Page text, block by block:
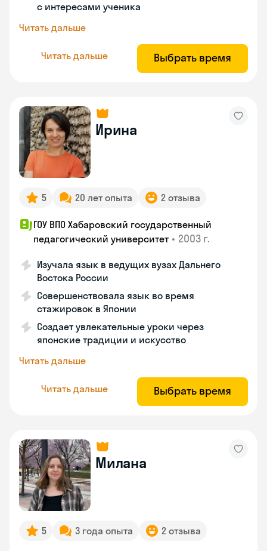
с интересами ученика
Читать дальше
Читать дальше Выбрать время
Ирина
5 20 лет опыта 2 отзыва
ГОУ ВПО Хабаровский государственный
педагогический университет • 2003 г.
Изучала язык в ведущих вузах Дальнего
Востока России
Совершенствовала язык во время
стажировок в Японии
Создает увлекательные уроки через
японские традиции и искусство
Читать дальше
Читать дальше Выбрать время
Милана
5 3 года опыта 2 отзыва